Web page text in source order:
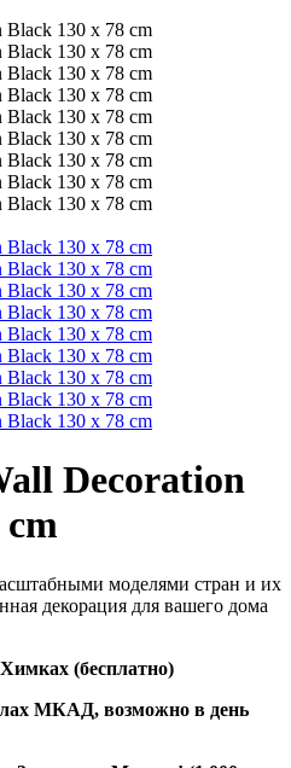
Decoration
cm
моделями стран и их
декорация для вашего дома
(бесплатно)
МКАД, возможно в день